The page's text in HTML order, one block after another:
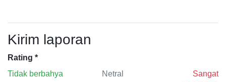
Kirim laporan
Rating *
Tidak berbahya
Netral
Sangat